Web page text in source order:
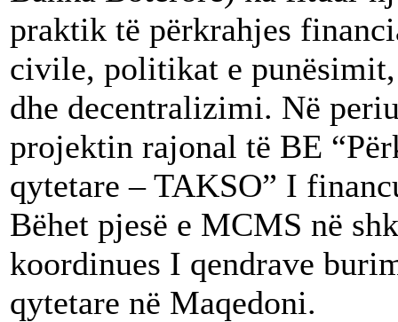
praktik të përkrahjes
civile, politikat e
dhe decentralizimi. Në
projektin rajonal të BE
qytetare – TAKSO” I
Bëhet pjesë e MCMS në
koordinues I qendrave
qytetare në Maqedoni.